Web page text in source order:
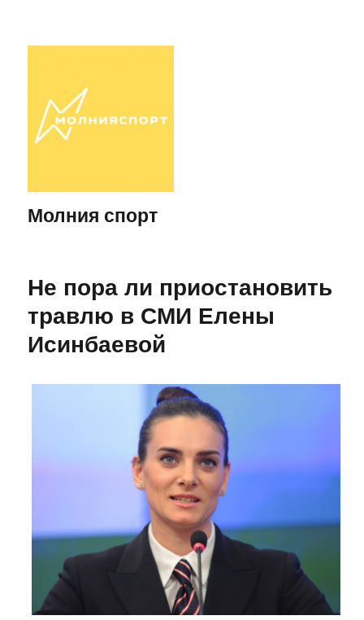
Молния спорт
Не пора ли приостановить
травлю в СМИ Елены
Исинбаевой